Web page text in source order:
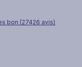
bon (27426 avis)